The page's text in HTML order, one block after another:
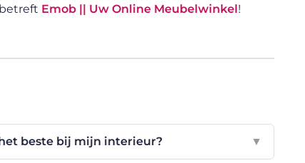
Emob || Uw Online Meubelwinkel!
beste bij mijn interieur? ▼